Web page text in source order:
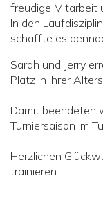
freudige Mitarbeit
In den
schaffte es
Sarah und Jerry
Platz in ihrer
Damit beendeten
Turniersaison im
Herzlichen
trainieren.